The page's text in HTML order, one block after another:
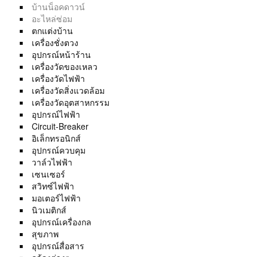
บ้านน็อคดาวน์
อะไหล่ซ่อม
ตกแต่งบ้าน
เครื่องชั่งตวง
อุปกรณ์หน้าร้าน
เครื่องวัดของเหลว
เครื่องวัดไฟฟ้า
เครื่องวัดสิ่งแวดล้อม
เครื่องวัดอุตสาหกรรม
อุปกรณ์ไฟฟ้า
Circuit-Breaker
อิเล็กทรอนิกส์
อุปกรณ์ควบคุม
วาล์วไฟฟ้า
เซนเซอร์
สวิทซ์ไฟฟ้า
มอเตอร์ไฟฟ้า
นิวเมติกส์
อุปกรณ์เครื่องกล
สุขภาพ
อุปกรณ์สื่อสาร